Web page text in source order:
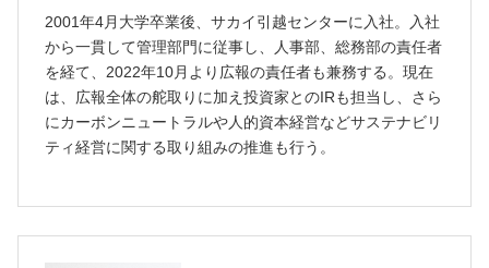
2001年4月大学卒業後、サカイ引越センターに入社。入社
から一貫して管理部門に従事し、人事部、総務部の責任者
を経て、2022年10月より広報の責任者も兼務する。現在
は、広報全体の舵取りに加え投資家とのIRも担当し、さら
にカーボンニュートラルや人的資本経営などサステナビリ
ティ経営に関する取り組みの推進も行う。